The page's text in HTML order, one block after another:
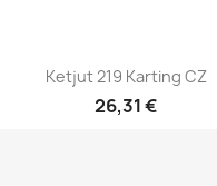
Pikakatselu
Ketjut 219 Karting CZ
26,31 €